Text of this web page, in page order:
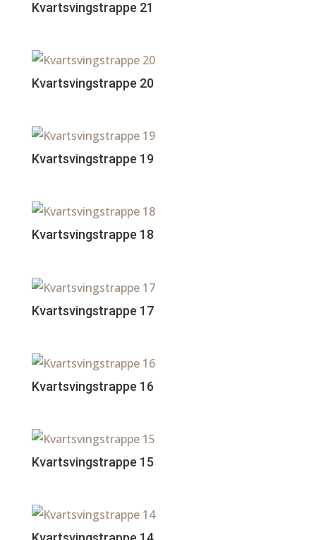
Kvartsvingstrappe 21
Kvartsvingstrappe 20
Kvartsvingstrappe 19
Kvartsvingstrappe 18
Kvartsvingstrappe 17
Kvartsvingstrappe 16
Kvartsvingstrappe 15